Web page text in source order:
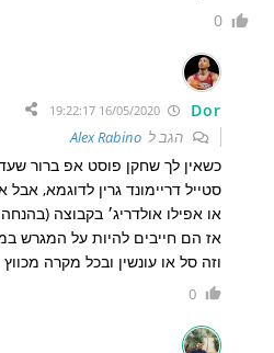
0
Dor
הגב לAlex Rabino
כשאין לך שחקן פוסט אפ ברור
סטייל דריימונד גרין לדוגמא,
או אפילו אולדריג׳ בקבוצה
אז הם חייבים להיות על המגרש
וזה סל או עונשין ובכל מקרה
0